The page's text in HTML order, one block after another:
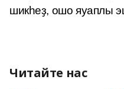
шикһеҙ, ошо яуаплы
Читайте нас